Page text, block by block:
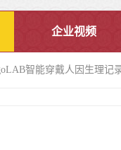
企业视频
智能穿戴人因生理记